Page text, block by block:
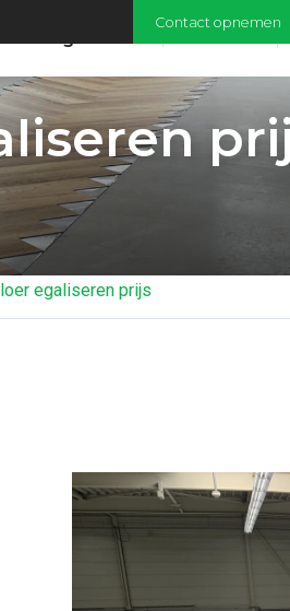
Contact opnemen
Over ons
egaliseren prijs